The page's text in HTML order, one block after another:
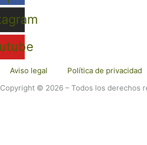
Aviso legal Política de privacidad
Copyright © 2026 – Todos los derechos